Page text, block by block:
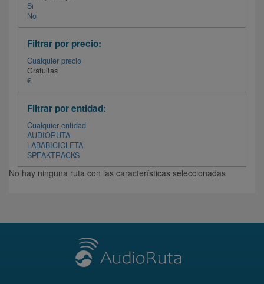
Si
No
Filtrar por precio:
Cualquier precio
Gratuitas
€
Filtrar por entidad:
Cualquier entidad
AUDIORUTA
LABABICICLETA
SPEAKTRACKS
No hay ninguna ruta con las características seleccionadas